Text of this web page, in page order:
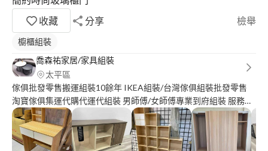
收藏
分享 檢舉
櫥櫃組裝
喬森祐家居/家具組裝
太平區
傢俱批發零售搬運組裝10餘年 IKEA組裝/台灣傢俱組裝批發零售
淘寶傢俱集運代購代運代組裝 男師傅/女師傅專業到府組裝 服務地
區：桃竹苗、彰中投、雲嘉 很高興為您服務、歡迎詢問價格都可
談 請提供產品照片與尺寸、組裝預算